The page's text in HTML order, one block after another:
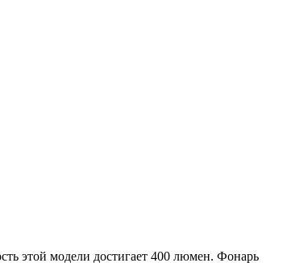
этой модели достигает 400 люмен. Фонарь